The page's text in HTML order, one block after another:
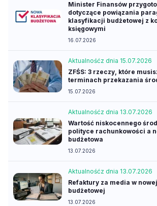
Minister Finansów
dotyczące powiązania
klasyfikacji budżetowej z
księgowymi
16.07.2026
Aktualnośćz dnia 15.07.2026
ZFŚS: 3 rzeczy, które
terminach przekazania
15.07.2026
Aktualnośćz dnia 13.07.2026
Wartość niskocennego
polityce rachunkowości a
budżetowa
13.07.2026
Aktualnośćz dnia 13.07.2026
Refaktury za media w
budżetowej
13.07.2026